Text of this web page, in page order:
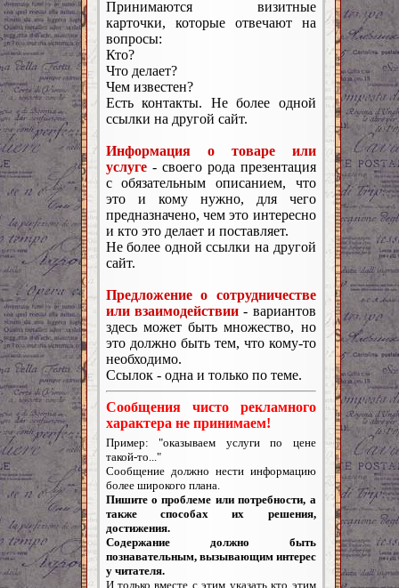
Принимаются визитные
карточки, которые отвечают на
вопросы:
Кто?
Что делает?
Чем известен?
Есть контакты. Не более одной
ссылки на другой сайт.
Информация о товаре или
услуге- своего рода презентация
с обязательным описанием, что
это и кому нужно, для чего
предназначено, чем это интересно
и кто это делает и поставляет.
Не более одной ссылки на другой
сайт.
Предложение о сотрудничестве
или взаимодействии- вариантов
здесь может быть множество, но
это должно быть тем, что кому-то
необходимо.
Ссылок - одна и только по теме.
Сообщения чисто рекламного
характера не принимаем!
Пример: "оказываем услуги по цене
такой-то..."
Сообщение должно нести информацию
более широкого плана.
Пишите о проблеме или потребности, а
также способах их решения,
достижения.
Содержание должно быть
познавательным, вызывающим интерес
у читателя.
И только вместе с этим указать кто этим